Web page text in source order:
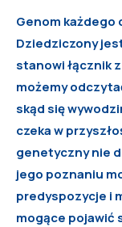
Genom każdego
Dziedziczony
stanowi łącznik
możemy
skąd się
czeka w
genetyczny nie
jego poznaniu
predyspozycje i
mogące pojawić